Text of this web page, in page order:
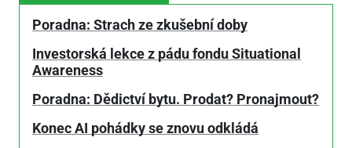
Poradna: Strach ze zkušební doby
Investorská lekce z pádu fondu Situational
Awareness
Poradna: Dědictví bytu. Prodat? Pronajmout?
Konec AI pohádky se znovu odkládá